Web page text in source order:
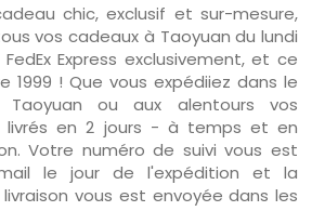
chic, exclusif et sur-mesure,
vos cadeaux à Taoyuan du lundi
Express exclusivement, et ce
1999 ! Que vous expédiiez dans le
Taoyuan ou aux alentours vos
livrés en 2 jours - à temps et en
Votre numéro de suivi vous est
le jour de l'expédition et la
vous est envoyée dans les